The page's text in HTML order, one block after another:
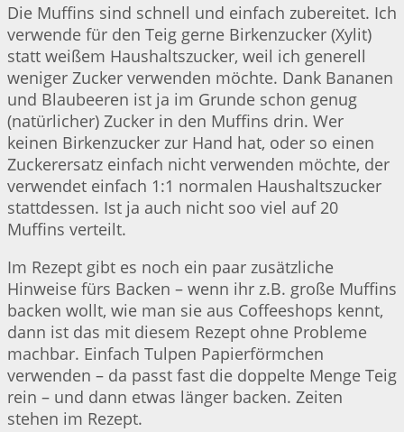
Die Muffins sind schnell und einfach zubereitet. Ich
verwende für den Teig gerne Birkenzucker (Xylit)
statt weißem Haushaltszucker, weil ich generell
weniger Zucker verwenden möchte. Dank Bananen
und Blaubeeren ist ja im Grunde schon genug
(natürlicher) Zucker in den Muffins drin. Wer
keinen Birkenzucker zur Hand hat, oder so einen
Zuckerersatz einfach nicht verwenden möchte, der
verwendet einfach 1:1 normalen Haushaltszucker
stattdessen. Ist ja auch nicht soo viel auf 20
Muffins verteilt.
Im Rezept gibt es noch ein paar zusätzliche
Hinweise fürs Backen – wenn ihr z.B. große Muffins
backen wollt, wie man sie aus Coffeeshops kennt,
dann ist das mit diesem Rezept ohne Probleme
machbar. Einfach Tulpen Papierförmchen
verwenden – da passt fast die doppelte Menge Teig
rein – und dann etwas länger backen. Zeiten
stehen im Rezept.